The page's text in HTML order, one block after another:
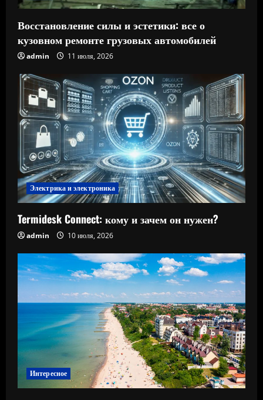
Восстановление силы и эстетики: все о
кузовном ремонте грузовых автомобилей
admin 11 июля, 2026
Электрика и электроника
Termidesk Connect: кому и зачем он нужен?
admin 10 июля, 2026
Интересное